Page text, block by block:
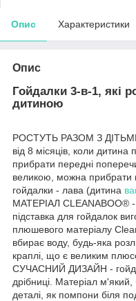
Опис Характеристики
Опис
Гойдалки 3-в-1, які
дитиною
РОСТУТЬ РАЗОМ З ДІТЬМИ
від 8 місяців, коли дитина
прибрати передні
великою, можна прибрати
гойдалки - лава (дитина
МАТЕРІАЛ CLEANABOO® -
підставка для гойдалок
плюшевого матеріалу
вбирає воду, будь-яка
краплі, що є великим
СУЧАСНИЙ ДИЗАЙН -
дрібниці. Матеріал
деталі, як помпони біля